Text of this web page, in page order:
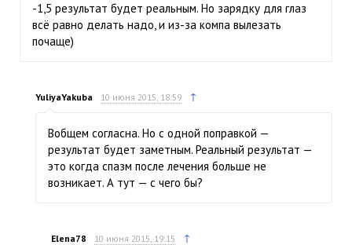
-1,5 результат будет реальным. Но зарядку для глаз
всё равно делать надо, и из-за компа вылезать
почаще)
YuliyaYakuba 10 июня 2015, 18:59 ↑
Вобщем согласна. Но с одной поправкой —
результат будет заметным. Реальный результат —
это когда спазм после лечения больше не
возникает. А тут — с чего бы?
Elena78 10 июня 2015, 19:15 ↑